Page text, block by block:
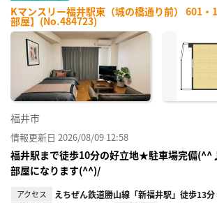
Kマンスリー福井駅東（城の橋通り前） 601・
部屋】(No.484723)
福井市
情報更新日 2026/08/09 12:58
福井駅まで徒歩10分の好立地★駐車場完備
部屋になります(^^)/
アクセス えちぜん鉄道勝山線「新福井駅」徒歩13分